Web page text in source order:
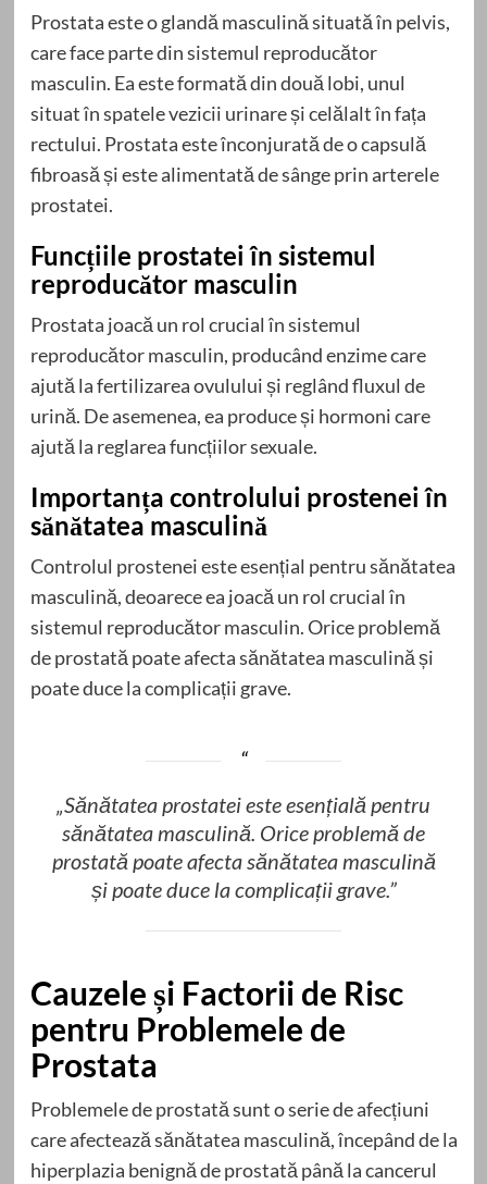
Prostata este o glandă masculină situată în pelvis,
care face parte din sistemul reproducător
masculin. Ea este formată din două lobi, unul
situat în spatele vezicii urinare și celălalt în fața
rectului. Prostata este înconjurată de o capsulă
fibroasă și este alimentată de sânge prin arterele
prostatei.
Funcțiile prostatei în sistemul
reproducător masculin
Prostata joacă un rol crucial în sistemul
reproducător masculin, producând enzime care
ajută la fertilizarea ovulului și reglând fluxul de
urină. De asemenea, ea produce și hormoni care
ajută la reglarea funcțiilor sexuale.
Importanța controlului prostenei în
sănătatea masculină
Controlul prostenei este esențial pentru sănătatea
masculină, deoarece ea joacă un rol crucial în
sistemul reproducător masculin. Orice problemă
de prostată poate afecta sănătatea masculină și
poate duce la complicații grave.
„Sănătatea prostatei este esențială pentru
sănătatea masculină. Orice problemă de
prostată poate afecta sănătatea masculină
și poate duce la complicații grave.”
Cauzele și Factorii de Risc
pentru Problemele de
Prostata
Problemele de prostată sunt o serie de afecțiuni
care afectează sănătatea masculină, începând de la
hiperplazia benignă de prostată până la cancerul